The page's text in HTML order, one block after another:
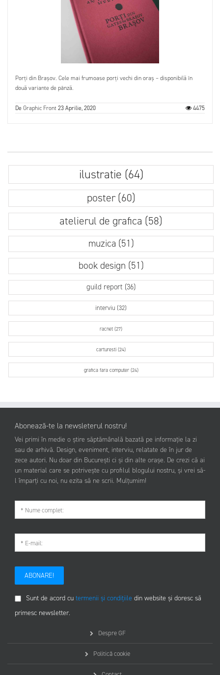
Porți din Brașov. Cele mai frumoase porți vechi din oraș – disponibilă în
două variante de pânză.
DeGraphic Front23 Aprilie, 2020 4475
ilustratie (64)
poster (60)
atelierul de grafica (58)
muzica (51)
book design (51)
guild report (36)
interviu (32)
racnet (27)
carturesti (24)
grafica fara computer (24)
Abonează-te la newsleterul nostru!
Vei primi în medie o știre săptămânală bazată pe informație la zi
sau de arhivă. Design, eveniment, interviu, relatate de în jur de
zece autori. Nu doar din București ci și din alte orașe. De crezi că ai
un material care se potrivește cu profilul blogului nostru, și vrei să-
l împarți cu noi, nu ezita să ne scrii. Mulțumim!
ABONARE!
Sunt de acord cu termenii și condițiile din website și doresc să
primesc newsletter.
Despre GF
Politică cookie